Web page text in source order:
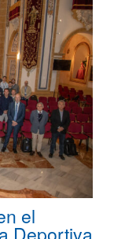
el
Deportiva